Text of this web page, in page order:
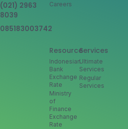
(021) 2963
8039
085183003742
Careers
Services
Ultimate
Services
Regular
Services
Resource
Indonesian
Bank
Exchange
Rate
Ministry
of
Finance
Exchange
Rate